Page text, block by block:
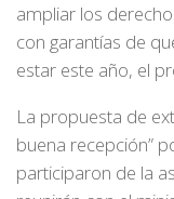
ampliar los
con garantías de
estar este año, el
La propuesta de
buena recepción”
participaron de la